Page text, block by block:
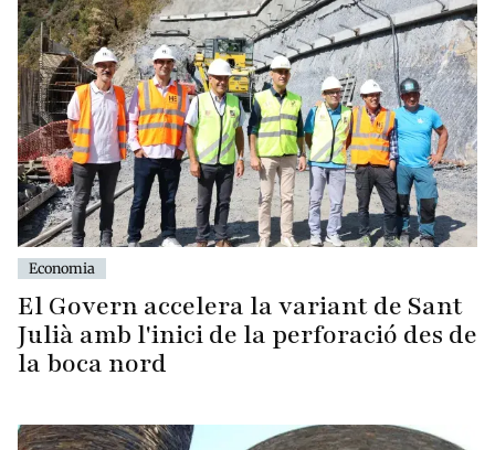
Economia
El Govern accelera la variant de Sant
Julià amb l'inici de la perforació des de
la boca nord